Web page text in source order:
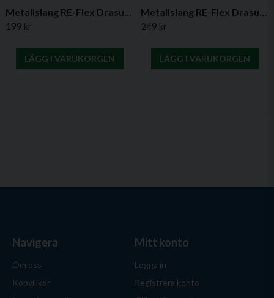
Metallslang RE-Flex Drasuten (0,5m)
199 kr
LÄGG I VARUKORGEN
Metallslang RE-Flex Drasuten (1m)
249 kr
LÄGG I VARUKORGEN
Navigera
Om oss
Köpvillkor
Mitt konto
Logga in
Registrera konto